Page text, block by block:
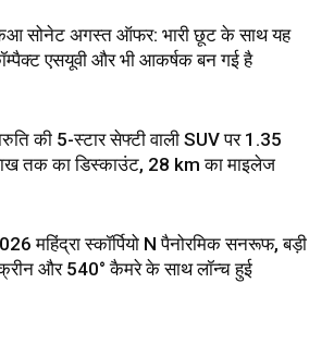
सोनेट अगस्त ऑफर: भारी छूट के साथ यह
एसयूवी और भी आकर्षक बन गई है
की 5-स्टार सेफ्टी वाली SUV पर ₹1.35
तक का डिस्काउंट, 28 km का माइलेज
महिंद्रा स्कॉर्पियो N पैनोरमिक सनरूफ, बड़ी
और 540° कैमरे के साथ लॉन्च हुई